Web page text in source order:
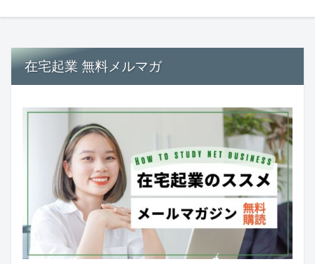
在宅起業 無料メルマガ